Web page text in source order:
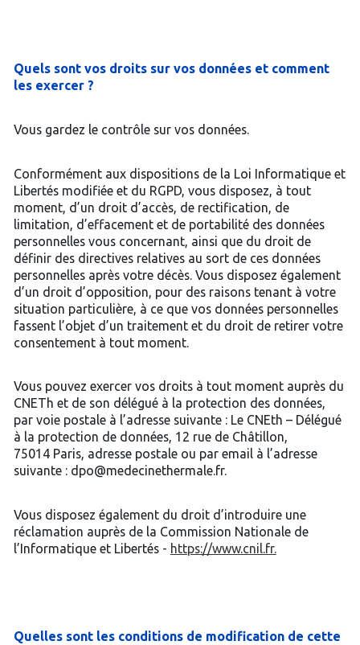
Quels sont vos droits sur vos données et comment
les exercer ?
Vous gardez le contrôle sur vos données.
Conformément aux dispositions de la Loi Informatique et
Libertés modifiée et du RGPD, vous disposez, à tout
moment, d’un droit d’accès, de rectification, de
limitation, d’effacement et de portabilité des données
personnelles vous concernant, ainsi que du droit de
définir des directives relatives au sort de ces données
personnelles après votre décès. Vous disposez également
d’un droit d’opposition, pour des raisons tenant à votre
situation particulière, à ce que vos données personnelles
fassent l’objet d’un traitement et du droit de retirer votre
consentement à tout moment.
Vous pouvez exercer vos droits à tout moment auprès du
CNETh et de son délégué à la protection des données,
par voie postale à l’adresse suivante : Le CNEth – Délégué
à la protection de données, 12 rue de Châtillon,
75014 Paris, adresse postale ou par email à l’adresse
suivante : dpo@medecinethermale.fr.
Vous disposez également du droit d’introduire une
réclamation auprès de la Commission Nationale de
l’Informatique et Libertés - https://www.cnil.fr.
Quelles sont les conditions de modification de cette